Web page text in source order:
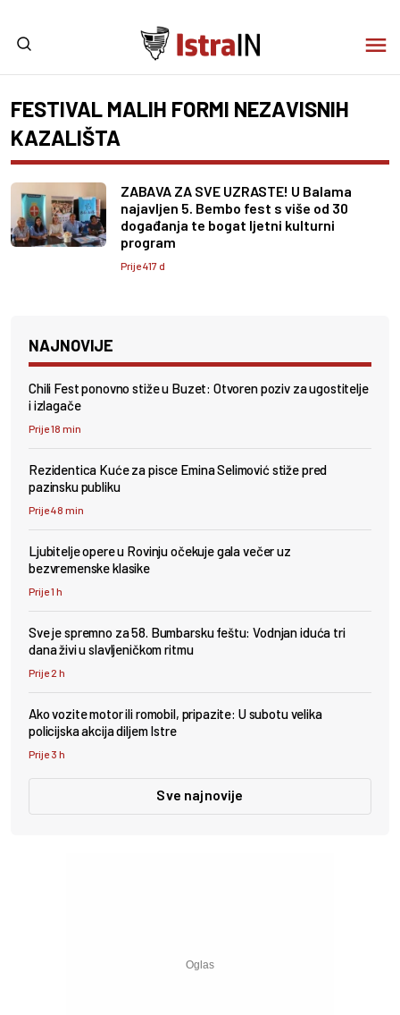
FESTIVAL MALIH FORMI NEZAVISNIH
KAZALIŠTA
ZABAVA ZA SVE UZRASTE! U Balama
najavljen 5. Bembo fest s više od 30
događanja te bogat ljetni kulturni
program
Prije 417 d
NAJNOVIJE
Chili Fest ponovno stiže u Buzet: Otvoren poziv za ugostitelje
i izlagače
Prije 18 min
Rezidentica Kuće za pisce Emina Selimović stiže pred
pazinsku publiku
Prije 48 min
Ljubitelje opere u Rovinju očekuje gala večer uz
bezvremenske klasike
Prije 1 h
Sve je spremno za 58. Bumbarsku feštu: Vodnjan iduća tri
dana živi u slavljeničkom ritmu
Prije 2 h
Ako vozite motor ili romobil, pripazite: U subotu velika
policijska akcija diljem Istre
Prije 3 h
Sve najnovije